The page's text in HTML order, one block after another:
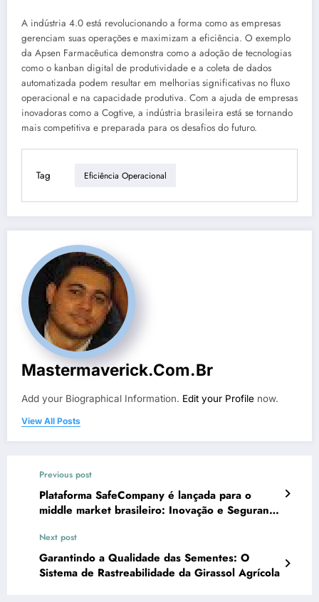
A indústria 4.0 está revolucionando a forma como as empresas
gerenciam suas operações e maximizam a eficiência. O exemplo
da Apsen Farmacêutica demonstra como a adoção de tecnologias
como o kanban digital de produtividade e a coleta de dados
automatizada podem resultar em melhorias significativas no fluxo
operacional e na capacidade produtiva. Com a ajuda de empresas
inovadoras como a Cogtive, a indústria brasileira está se tornando
mais competitiva e preparada para os desafios do futuro.
Tag Eficiência Operacional
Mastermaverick.com.br
Add your Biographical Information. Edit your Profile now.
View All Posts
Previous post
Plataforma SafeCompany é lançada para o
middle market brasileiro: Inovação e Segurança
Next post
Garantindo a Qualidade das Sementes: O
Sistema de Rastreabilidade da Girassol Agrícola